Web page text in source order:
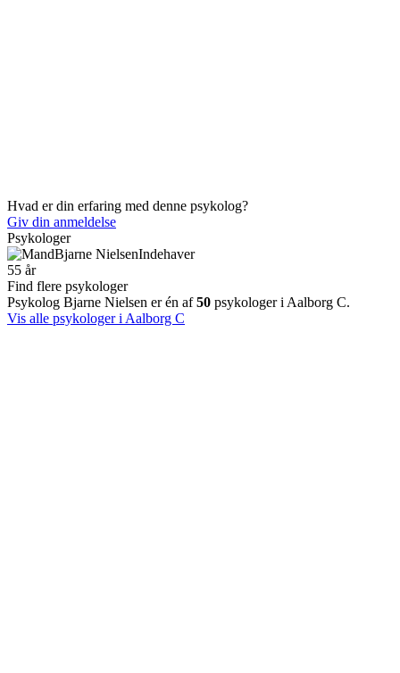
Hvad er din erfaring med denne psykolog?
Giv din anmeldelse
Psykologer
Bjarne NielsenIndehaver
55 år
Find flere psykologer
Psykolog Bjarne Nielsen er én af50 psykologer i Aalborg C.
Vis alle psykologer i Aalborg C